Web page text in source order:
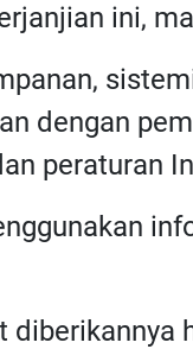
ini,
dengan
peraturan
diberikannya